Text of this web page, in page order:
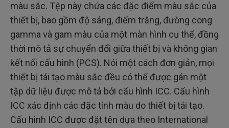
màu sắc. Tệp này chứa các đặc điểm màu sắc của
thiết bị, bao gồm độ sáng, điểm trắng, đường cong
gamma và gam màu của một màn hình cụ thể, đồng
thời mô tả sự chuyển đổi giữa thiết bị và không gian
kết nối cấu hình (PCS). Nói một cách đơn giản, mọi
thiết bị tái tạo màu sắc đều có thể được gán một
tập dữ liệu được mô tả bởi cấu hình ICC. Cấu hình
ICC xác định các đặc tính màu do thiết bị tái tạo.
Cấu hình ICC được đặt tên dựa theo International